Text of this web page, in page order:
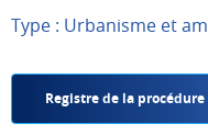
Type : Urbanisme et
Registre de la procédure